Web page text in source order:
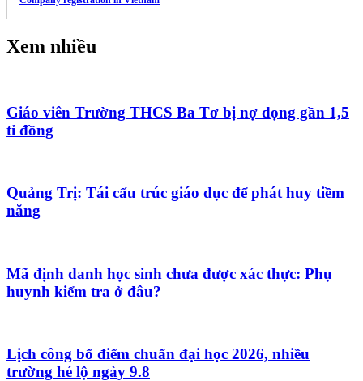
Xem nhiều
Giáo viên Trường THCS Ba Tơ bị nợ đọng gần 1,5
tỉ đồng
Quảng Trị: Tái cấu trúc giáo dục để phát huy tiềm
năng
Mã định danh học sinh chưa được xác thực: Phụ
huynh kiểm tra ở đâu?
Lịch công bố điểm chuẩn đại học 2026, nhiều
trường hé lộ ngày 9.8